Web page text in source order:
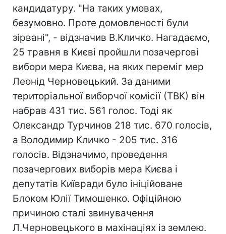
кандидатуру. "На таких умовах,
безумовно. Проте домовленості були
зірвані", - відзначив В.Кличко. Нагадаємо,
25 травня в Києві пройшли позачергові
вибори мера Києва, на яких переміг мер
Леонід Черновецький. За даними
територіальної виборчої комісії (ТВК) він
набрав 431 тис. 561 голос. Тоді як
Олександр Турчинов 218 тис. 670 голосів,
а Володимир Кличко - 205 тис. 316
голосів. Відзначимо, проведення
позачергових виборів мера Києва і
депутатів Київради було ініційоване
Блоком Юлії Тимошенко. Офіційною
причиною сталі звинувачення
Л.Черновецького в махінаціях із землею.